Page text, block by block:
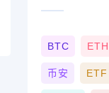
BTC ETH
币安 ETF